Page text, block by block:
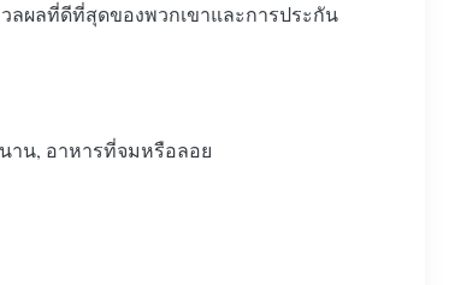
วลผลที่ดีที่สุดของพวกเขาและการประกัน
าน, อาหารที่จมหรือลอย